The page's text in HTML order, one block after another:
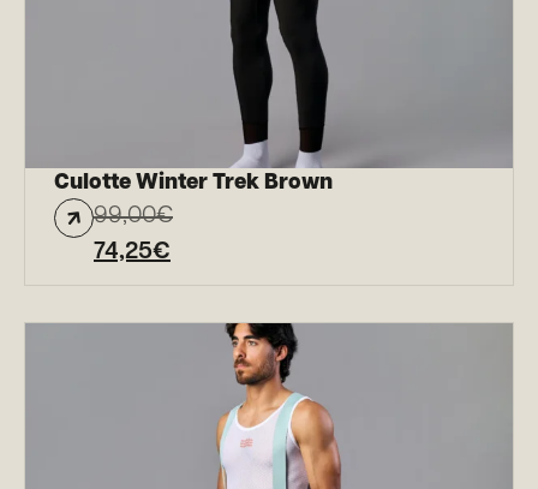
Culotte Winter Trek Brown
99,00€
74,25€